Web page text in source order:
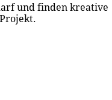
und finden kreative